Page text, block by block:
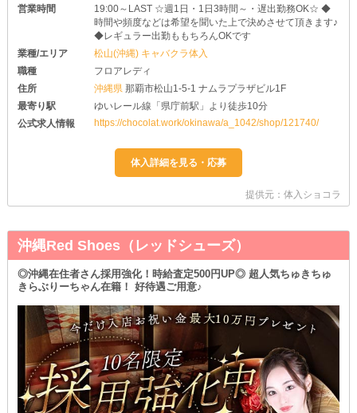
営業時間
19:00～LAST ☆週1日・1日3時間～・遅出勤務OK☆ ◆
時間や頻度などは希望を聞いた上で決めさせて頂きます♪
◆レギュラー出勤ももちろんOKです
業種/エリア
松山(沖縄) キャバクラ体入
職種
フロアレディ
住所
沖縄県那覇市松山1-5-1 ナムラプラザビル1F
最寄り駅
ゆいレール線「県庁前駅」より徒歩10分
公式求人情報
https://chocolat.work/okinawa/a_1042/shop/121740/
提供元：体入ショコラ
沖縄Red Shoes（レッドシューズ）
◎沖縄在住者さん採用強化！時給査定500円UP◎ 超人気ちゅきちゅ
きらぶりーちゃん在籍！ 好待遇ご用意♪